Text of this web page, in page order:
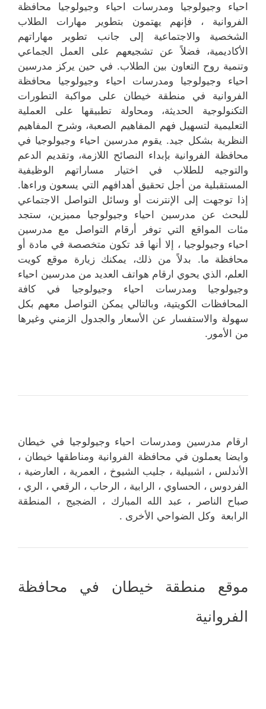
احياء وجيولوجيا ومدرسات احياء وجيولوجيا محافظة
الفروانية ، فإنهم يهتمون بتطوير مهارات الطلاب
الشخصية والاجتماعية إلى جانب تطوير مهاراتهم
الأكاديمية، فضلاً عن تشجيعهم على العمل الجماعي
وتنمية روح التعاون بين الطلاب. في حين يركز مدرسين
احياء وجيولوجيا ومدرسات احياء وجيولوجيا محافظة
الفروانية في منطقة خيطان على مواكبة التطورات
التكنولوجية الحديثة، ومحاولة تطبيقها على العملية
التعليمية لتسهيل فهم المفاهيم الصعبة، وشرح المفاهيم
النظرية بشكل جيد. يقوم مدرسين احياء وجيولوجيا في
محافظة الفروانية بإبداء النصائح اللازمة، وتقديم الدعم
والتوجيه للطلاب في اختيار مساراتهم الوظيفية
المستقبلية من أجل تحقيق أهدافهم التي يسعون وراءها.
إذا توجهت إلى الإنترنت أو وسائل التواصل الاجتماعي
للبحث عن مدرسين احياء وجيولوجيا مميزين، ستجد
مئات المواقع التي توفر أرقام التواصل مع مدرسين
احياء وجيولوجيا ، إلا أنها قد تكون متخصصة في مادة أو
محافظة ما. بدلاً من ذلك، يمكنك زيارة موقع كويت
العلم، الذي يحوي ارقام هواتف العديد من مدرسين احياء
وجيولوجيا ومدرسات احياء وجيولوجيا في كافة
المحافظات الكويتية، وبالتالي يمكن التواصل معهم بكل
سهولة والاستفسار عن الأسعار والجدول الزمني وغيرها
من الأمور.
ارقام مدرسين ومدرسات احياء وجيولوجيا في خيطان
وايضا يعملون في محافظة الفروانية ومناطقها خيطان ،
الأندلس ، اشبيلية ، جليب الشيوخ ، العمرية ، العارضية ،
الفردوس ، الحساوي ، الرابية ، الرحاب ، الرقعي ، الري ،
صباح الناصر ، عبد الله المبارك ، الضجيج ، المنطقة
الرابعة وكل الضواحي الأخرى .
موقع منطقة خيطان في محافظة
الفروانية